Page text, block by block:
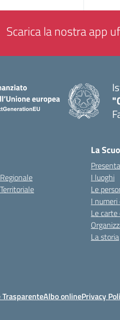
Scarica la nostra app
La
I luoghi
Le
I
Le
La storia
Albo onlinePrivacy